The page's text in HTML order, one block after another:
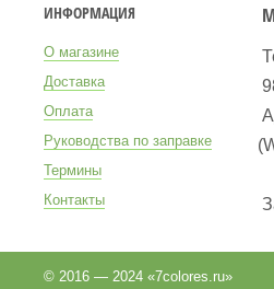
ИНФОРМАЦИЯ
О магазине
Доставка
Оплата
Руководства по заправке
Термины
Контакты
© 2016 — 2024 «7colores.ru»